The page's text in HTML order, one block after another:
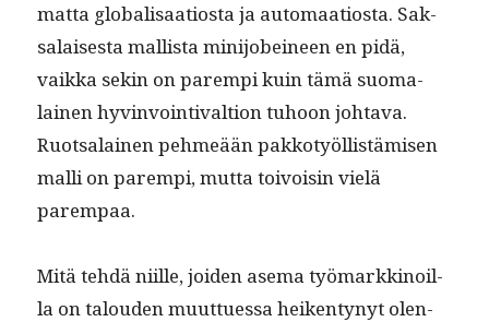
mat­ta glob­al­isaa­tios­ta ja automaa­tios­ta. Sak­
salais­es­ta mallista mini­jobei­neen en pidä,
vaik­ka sekin on parem­pi kuin tämä suo­ma­
lainen hyv­in­voin­ti­val­tion tuhoon johta­va.
Ruot­salainen pehmeään pakko­työl­listämisen
malli on parem­pi, mut­ta toivoisin vielä
parempaa.
Mitä tehdä niille, joiden ase­ma työ­markki­noil­
la on talouden muuttues­sa heiken­tynyt olen­